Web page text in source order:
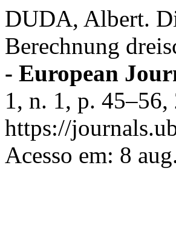
DUDA, Albert.
Berechnung
- European
1, n. 1, p.
https://
Acesso em: 8